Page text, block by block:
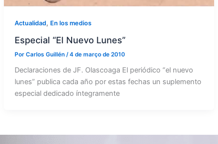
Actualidad, En los medios
Especial “El Nuevo Lunes”
Por Carlos Guillén /4 de março de 2010
Declaraciones de JF. Olascoaga El periódico “el nuevo
lunes” publica cada año por estas fechas un suplemento
especial dedicado íntegramente